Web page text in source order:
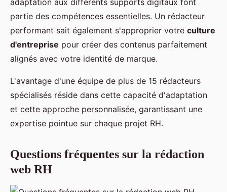
partie des compétences essentielles. Un rédacteur
performant sait également s'approprier votre culture
d'entreprise pour créer des contenus parfaitement
alignés avec votre identité de marque.
L'avantage d'une équipe de plus de 15 rédacteurs
spécialisés réside dans cette capacité d'adaptation
et cette approche personnalisée, garantissant une
expertise pointue sur chaque projet RH.
Questions fréquentes sur la rédaction
web RH